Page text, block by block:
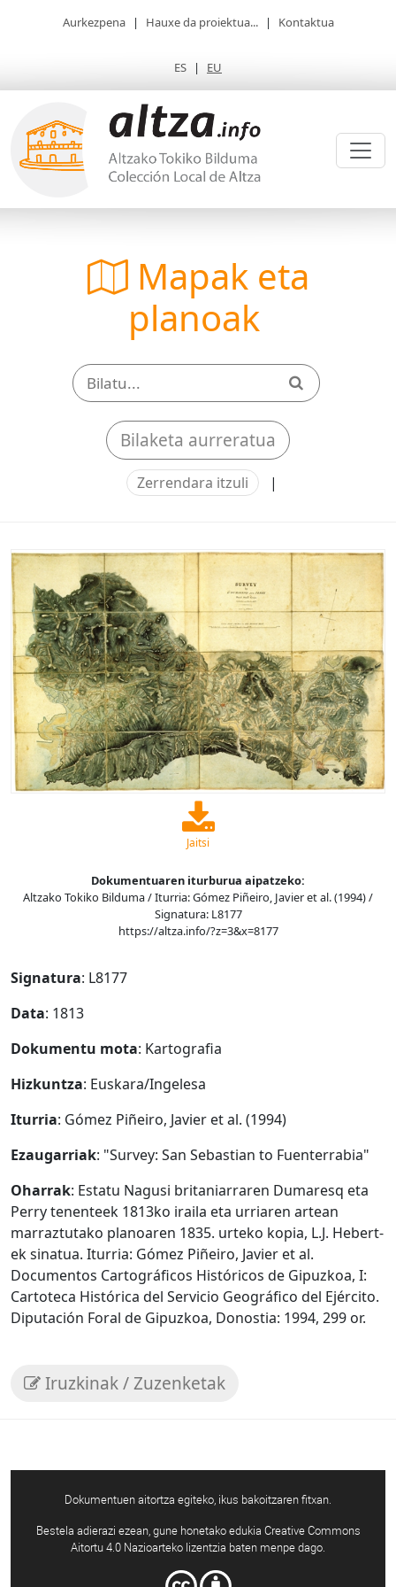
Aurkezpena | Hauxe da proiektua... | Kontaktua
ES | EU
Mapak eta
planoak
Bilaketa aurreratua
Zerrendara itzuli |
Jaitsi
Dokumentuaren iturburua aipatzeko:
Altzako Tokiko Bilduma / Iturria: Gómez Piñeiro, Javier et al. (1994) /
Signatura: L8177
https://altza.info/?z=3&x=8177
Signatura: L8177
Data: 1813
Dokumentu mota: Kartografia
Hizkuntza: Euskara/Ingelesa
Iturria: Gómez Piñeiro, Javier et al. (1994)
Ezaugarriak: "Survey: San Sebastian to Fuenterrabia"
Oharrak: Estatu Nagusi britaniarraren Dumaresq eta
Perry tenenteek 1813ko iraila eta urriaren artean
marraztutako planoaren 1835. urteko kopia, L.J. Hebert-
ek sinatua. Iturria: Gómez Piñeiro, Javier et al.
Documentos Cartográficos Históricos de Gipuzkoa, I:
Cartoteca Histórica del Servicio Geográfico del Ejército.
Diputación Foral de Gipuzkoa, Donostia: 1994, 299 or.
Iruzkinak / Zuzenketak
Dokumentuen aitortza egiteko, ikus bakoitzaren fitxan.
Bestela adierazi ezean, gune honetako edukia Creative Commons
Aitortu 4.0 Nazioarteko lizentzia baten menpe dago.